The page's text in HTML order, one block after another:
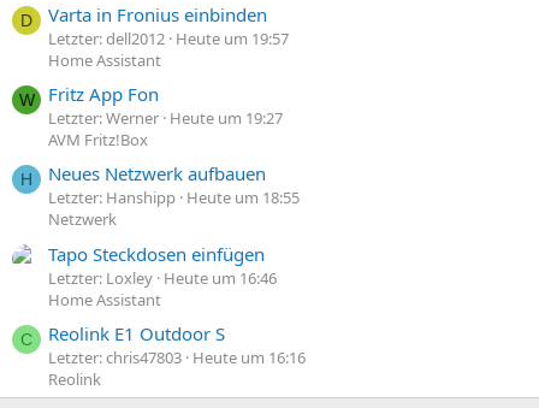
D Varta in Fronius einbinden
Letzter: dell2012 Heute um 19:57
Home Assistant
W Fritz App Fon
Letzter: Werner Heute um 19:27
AVM Fritz!Box
H Neues Netzwerk aufbauen
Letzter: Hanshipp Heute um 18:55
Netzwerk
Tapo Steckdosen einfügen
Letzter: Loxley Heute um 16:46
Home Assistant
C Reolink E1 Outdoor S
Letzter: chris47803 Heute um 16:16
Reolink